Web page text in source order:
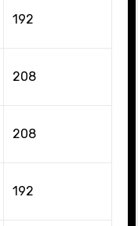
192
208
208
192